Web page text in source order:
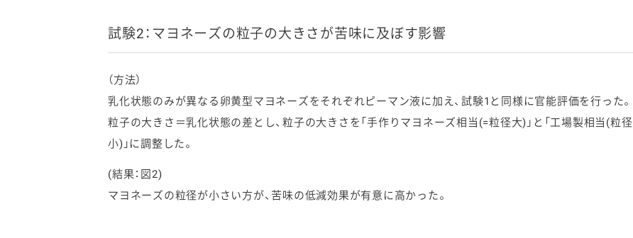
試験2：マヨネーズの粒子の大きさが苦味に及ぼす影響
（方法）
乳化状態のみが異なる卵黄型マヨネーズをそれぞれピーマン液に加え、試験1と同様に官能評価を行った。
粒子の大きさ＝乳化状態の差とし、粒子の大きさを「手作りマヨネーズ相当(=粒径大)」と「工場製相当(粒径
小)」に調整した。
(結果：図2)
マヨネーズの粒径が小さい方が、苦味の低減効果が有意に高かった。